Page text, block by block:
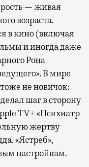
— живая
возраста.
в кино (включая
и иногда даже
Рона
В мире
не новичок:
шаг в сторону
TV+ «Психиатр
жертву
«Ястреб»,
настройкам.